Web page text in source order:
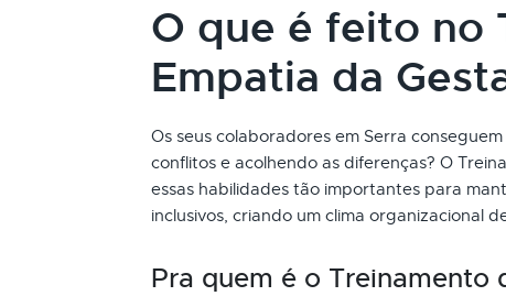
O que é feito no
Empatia da
Os seus colaboradores em Serra
conflitos e acolhendo as diferenças? O
essas habilidades tão importantes para
inclusivos, criando um clima organizacional
Pra quem é o Treinamento